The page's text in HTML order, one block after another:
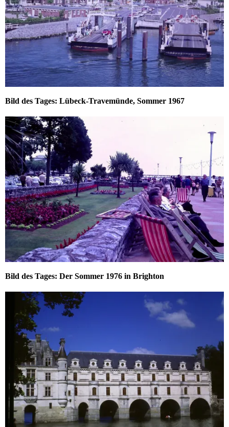
Bild des Tages: Lübeck-Travemünde, Sommer 1967
Bild des Tages: Der Sommer 1976 in Brighton